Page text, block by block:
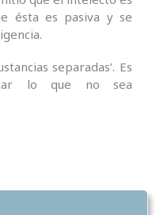
ésta es pasiva y se
separadas’. Es
lo que no sea